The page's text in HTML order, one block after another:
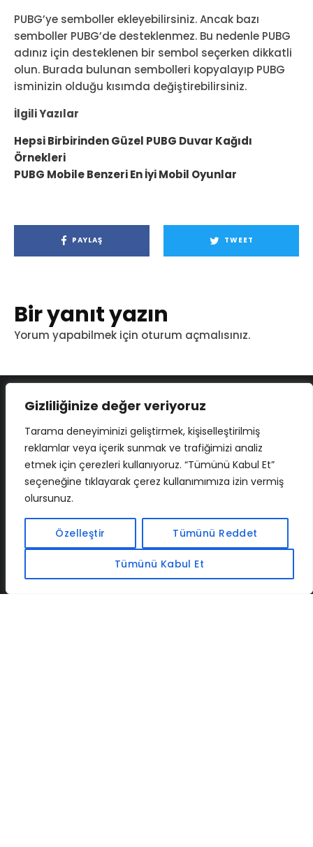
Gizliliğinize değer veriyoruz
Tarama deneyiminizi geliştirmek, kişiselleştirilmiş
reklamlar veya içerik sunmak ve trafiğimizi analiz
etmek için çerezleri kullanıyoruz. “Tümünü Kabul Et”
seçeneğine tıklayarak çerez kullanımımıza izin vermiş
olursunuz.
Özelleştir Tümünü Reddet
Tümünü Kabul Et
PUBG’ye semboller ekleyebilirsiniz. Ancak bazı
semboller PUBG’de desteklenmez. Bu nedenle PUBG
adınız için desteklenen bir sembol seçerken dikkatli
olun. Burada bulunan sembolleri kopyalayıp PUBG
isminizin olduğu kısımda değiştirebilirsiniz.
İlgili Yazılar
Hepsi Birbirinden Güzel PUBG Duvar Kağıdı
Örnekleri
PUBG Mobile Benzeri En İyi Mobil Oyunlar
PAYLAŞ TWEET
Bir yanıt yazın
Yorum yapabilmek için oturum açmalısınız.
İLETIŞIM BAF CADSOFTUSA MAXIMUMPCGUIDES